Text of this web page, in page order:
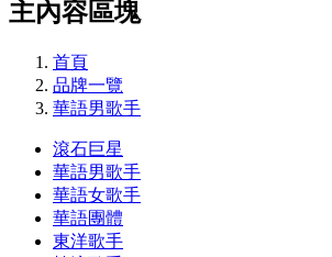
主內容區塊
首頁
品牌一覽
華語男歌手
滾石巨星
華語男歌手
華語女歌手
華語團體
東洋歌手